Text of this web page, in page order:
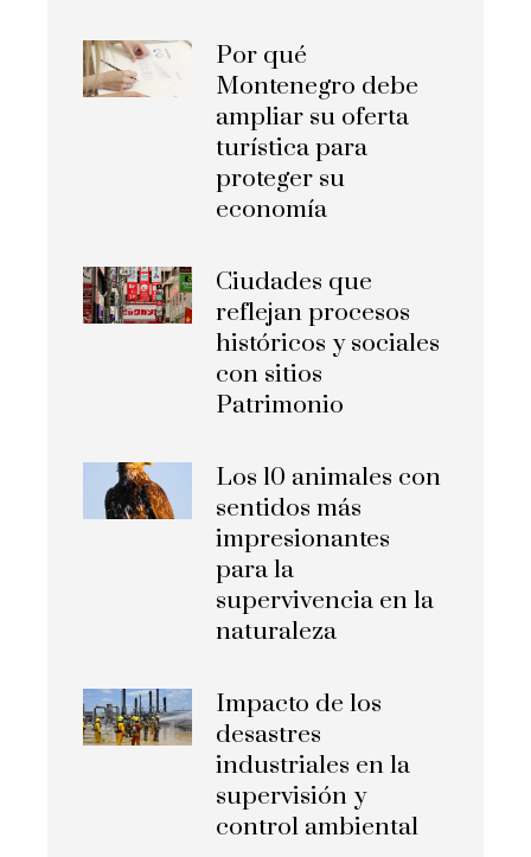
Por qué
Montenegro debe
ampliar su oferta
turística para
proteger su
economía
Ciudades que
reflejan procesos
históricos y sociales
con sitios
Patrimonio
Los 10 animales con
sentidos más
impresionantes
para la
supervivencia en la
naturaleza
Impacto de los
desastres
industriales en la
supervisión y
control ambiental